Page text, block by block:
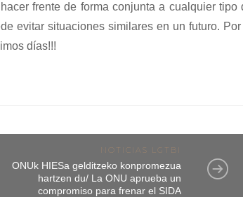
frente de forma conjunta a cualquier tipo
evitar situaciones similares en un futuro.
días!!!
NOTICIAS LGTBI
ONUk HIESa gelditzeko konpromezua
hartzen du/ La ONU aprueba un
compromiso para frenar el SIDA